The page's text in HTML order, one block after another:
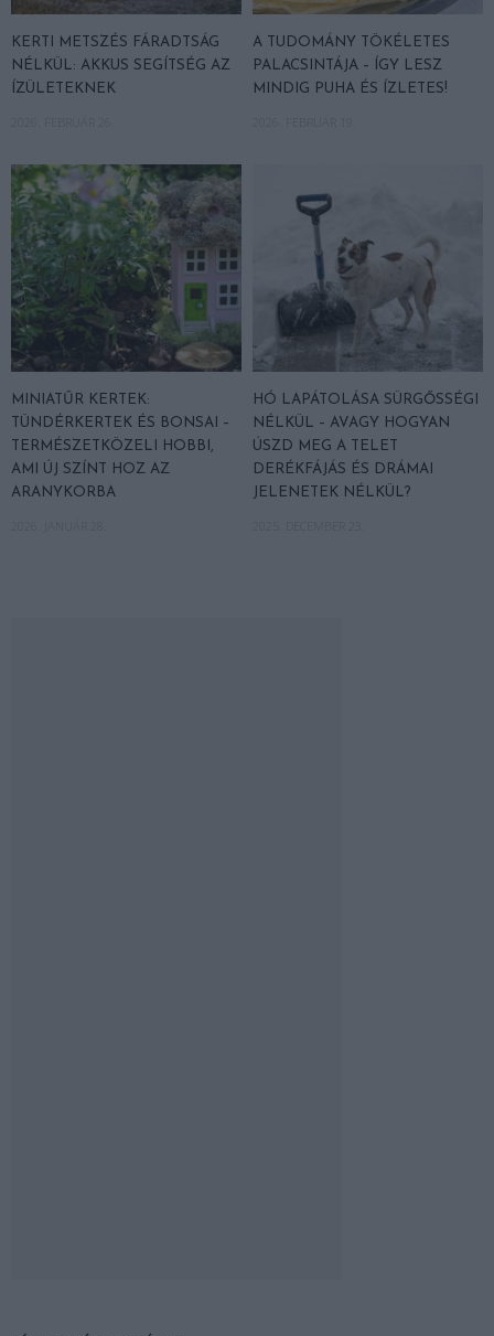
KERTI METSZÉS FÁRADTSÁG
NÉLKÜL: AKKUS SEGÍTSÉG AZ
ÍZÜLETEKNEK
A TUDOMÁNY TÖKÉLETES
PALACSINTÁJA – ÍGY LESZ
MINDIG PUHA ÉS ÍZLETES!
MINIATŰR KERTEK:
TÜNDÉRKERTEK ÉS BONSAI –
TERMÉSZETKÖZELI HOBBI,
AMI ÚJ SZÍNT HOZ AZ
ARANYKORBA
HÓ LAPÁTOLÁSA SÜRGŐSSÉGI
NÉLKÜL – AVAGY HOGYAN
ÚSZD MEG A TELET
DERÉKFÁJÁS ÉS DRÁMAI
JELENETEK NÉLKÜL?